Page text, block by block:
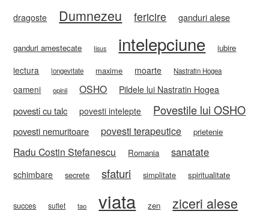
dragoste Dumnezeu fericire ganduri alese
ganduri amestecate Iisus intelepciune iubire
lectura longevitate maxime moarte Nastratin Hogea
oameni opinii OSHO Pildele lui Nastratin Hogea
povesti cu talc povesti intelepte Povestile lui OSHO
povesti nemuritoare povesti terapeutice prietenie
Radu Costin Stefanescu Romania sanatate
schimbare secrete sfaturi simplitate spiritualitate
succes suflet tao viata zen ziceri alese